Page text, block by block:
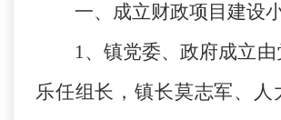
一、成立财政项目建设
1、镇党委、政府成立由
乐任组长，镇长莫志军、人